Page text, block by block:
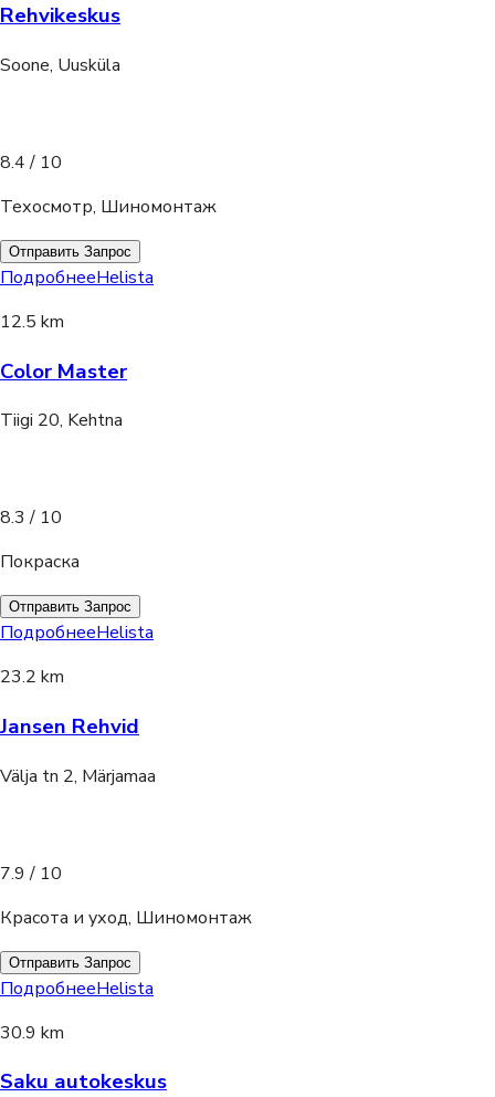
Rehvikeskus
Soone, Uusküla
8.4 / 10
Техосмотр, Шиномонтаж
Отправить Запрос
ПодробнееHelista
12.5 km
Color Master
Tiigi 20, Kehtna
8.3 / 10
Покраска
Отправить Запрос
ПодробнееHelista
23.2 km
Jansen Rehvid
Välja tn 2, Märjamaa
7.9 / 10
Красота и уход, Шиномонтаж
Отправить Запрос
ПодробнееHelista
30.9 km
Saku autokeskus